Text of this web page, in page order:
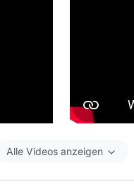
Alle Videos anzeigen